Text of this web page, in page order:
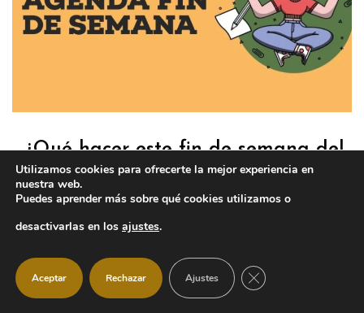
¿Qué hacer este fin de semana del
17 al 19 de julio?
Ayuntamiento 17 julio, 2026
Manzanares El Real acoge este fin de
semana una programación cultural y de
ocio para todos los públicos que incluye
Utilizamos cookies para ofrecerte la mejor experiencia en
nuestra web.
Puedes aprender más sobre qué cookies utilizamos o
desactivarlas en los ajustes.
Aceptar Rechazar Ajustes CERRAR EL